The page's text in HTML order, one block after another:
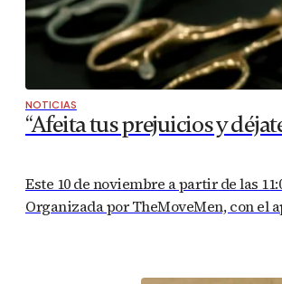
NOTICIAS
“Afeita tus prejuicios y
Este 10 de noviembre a partir de las
Organizada por TheMoveMen, con el